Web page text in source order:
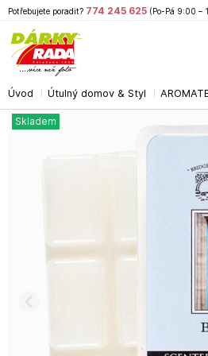
Úvod Útulný domov & Styl
Skladem
Potřebujete poradit? 774 245 625 (Po-Pá 9:00 –